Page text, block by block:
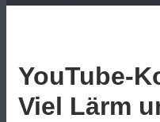
YouTube-
Viel Lärm